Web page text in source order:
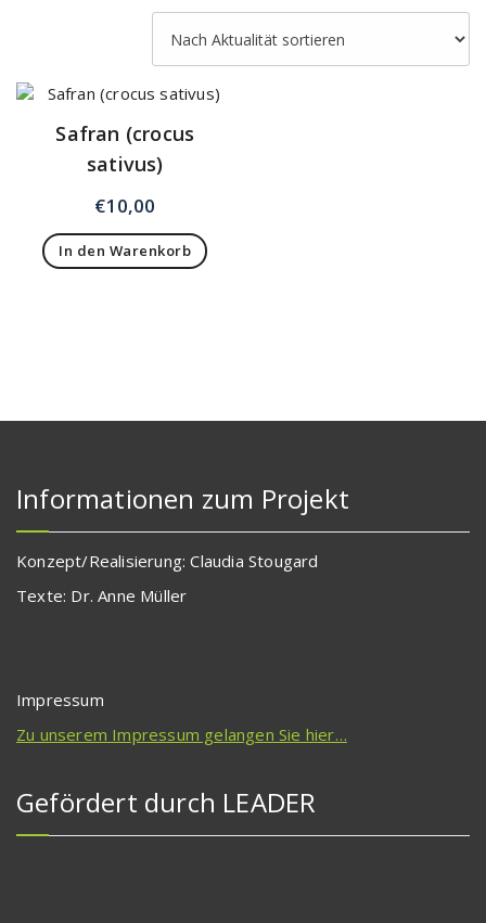
Safran (crocus
sativus)
€10,00
In den Warenkorb
Informationen zum Projekt
Konzept/Realisierung: Claudia Stougard
Texte: Dr. Anne Müller
Impressum
Zu unserem Impressum gelangen Sie hier…
Gefördert durch LEADER